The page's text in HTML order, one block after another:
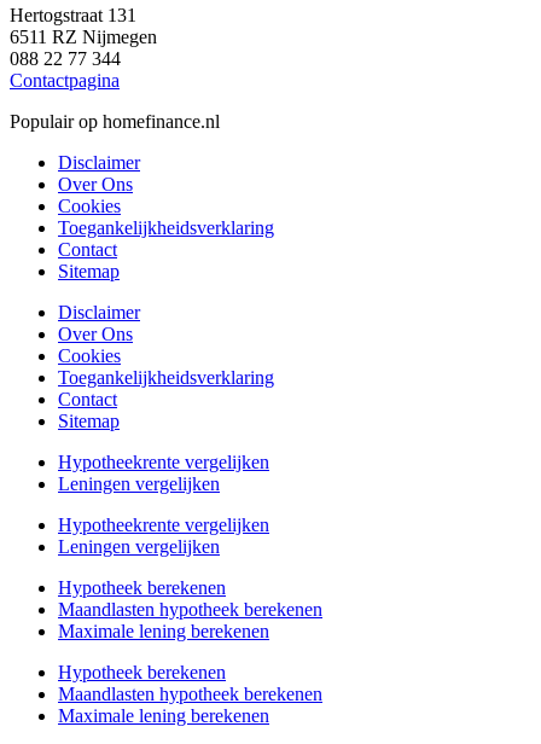
Hertogstraat 131
6511 RZ Nijmegen
088 22 77 344
Contactpagina
Populair op homefinance.nl
Disclaimer
Over Ons
Cookies
Toegankelijkheidsverklaring
Contact
Sitemap
Disclaimer
Over Ons
Cookies
Toegankelijkheidsverklaring
Contact
Sitemap
Hypotheekrente vergelijken
Leningen vergelijken
Hypotheekrente vergelijken
Leningen vergelijken
Hypotheek berekenen
Maandlasten hypotheek berekenen
Maximale lening berekenen
Hypotheek berekenen
Maandlasten hypotheek berekenen
Maximale lening berekenen